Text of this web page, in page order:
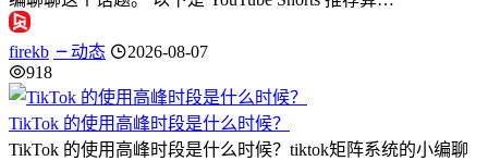
firekb 动态
2026-08-07
918
TikTok 的使用高峰时段是什么时候？
TikTok 的使用高峰时段是什么时候？tiktok矩阵系统的小编聊